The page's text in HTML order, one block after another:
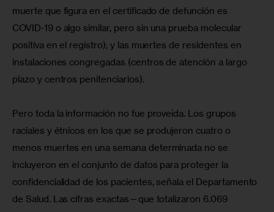
muerte que figura en el certificado de defunción es
COVID-19 o algo similar, pero sin una prueba molecular
positiva en el registro); y las muertes de residentes en
instalaciones congregadas (centros de atención a largo
plazo y centros penitenciarios).
Pero toda la información no fue proveída. Los grupos
raciales y étnicos en los que se produjeron cuatro o
menos muertes en una semana determinada no se
incluyeron en el conjunto de datos para proteger la
confidencialidad de los pacientes, señala el Departamento
de Salud. Las cifras exactas—que totalizaron 6.069